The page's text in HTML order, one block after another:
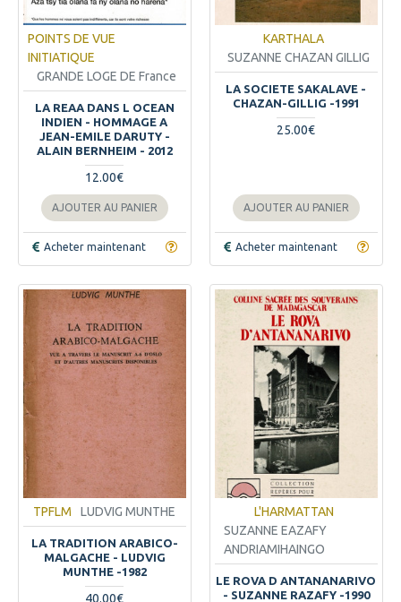
POINTS DE VUE
INITIATIQUE
GRANDE LOGE DE France
LA REAA DANS L OCEAN
INDIEN - HOMMAGE A
JEAN-EMILE DARUTY -
ALAIN BERNHEIM - 2012
12.00€
AJOUTER AU PANIER
Acheter maintenant
KARTHALA
SUZANNE CHAZAN GILLIG
LA SOCIETE SAKALAVE -
CHAZAN-GILLIG -1991
25.00€
AJOUTER AU PANIER
Acheter maintenant
TPFLM LUDVIG MUNTHE
LA TRADITION ARABICO-
MALGACHE - LUDVIG
MUNTHE -1982
40.00€
L'HARMATTAN
SUZANNE EAZAFY
ANDRIAMIHAINGO
LE ROVA D ANTANANARIVO
- SUZANNE RAZAFY -1990